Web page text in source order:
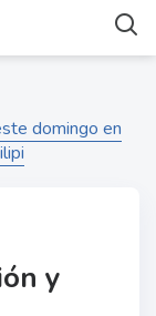
domingo en
y